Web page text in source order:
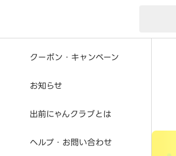
クーポン・キャンペーン
お知らせ
出前にゃんクラブとは
ヘルプ・お問い合わせ 超ゴ